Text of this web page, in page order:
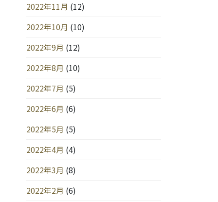
2022年11月 (12)
2022年10月 (10)
2022年9月 (12)
2022年8月 (10)
2022年7月 (5)
2022年6月 (6)
2022年5月 (5)
2022年4月 (4)
2022年3月 (8)
2022年2月 (6)